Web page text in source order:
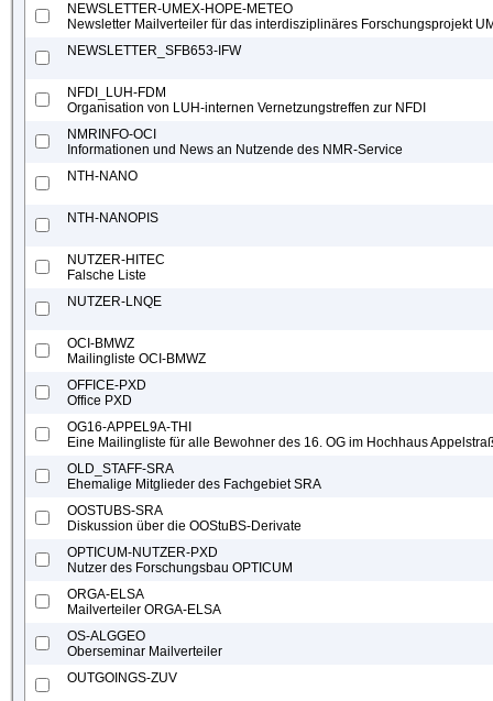
NEWSLETTER-UMEX-HOPE-METEO
Newsletter Mailverteiler für das interdisziplinäres Forschungsprojekt
NEWSLETTER_SFB653-IFW
NFDI_LUH-FDM
Organisation von LUH-internen Vernetzungstreffen zur NFDI
NMRINFO-OCI
Informationen und News an Nutzende des NMR-Service
NTH-NANO
NTH-NANOPIS
NUTZER-HITEC
Falsche Liste
NUTZER-LNQE
OCI-BMWZ
Mailingliste OCI-BMWZ
OFFICE-PXD
Office PXD
OG16-APPEL9A-THI
Eine Mailingliste für alle Bewohner des 16. OG im Hochhaus
OLD_STAFF-SRA
Ehemalige Mitglieder des Fachgebiet SRA
OOSTUBS-SRA
Diskussion über die OOStuBS-Derivate
OPTICUM-NUTZER-PXD
Nutzer des Forschungsbau OPTICUM
ORGA-ELSA
Mailverteiler ORGA-ELSA
OS-ALGGEO
Oberseminar Mailverteiler
OUTGOINGS-ZUV